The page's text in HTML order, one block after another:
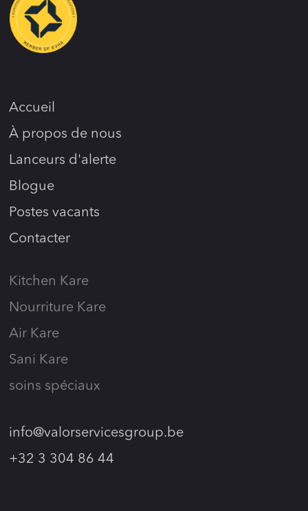
Accueil
À propos de nous
Lanceurs d'alerte
Blogue
Postes vacants
Contacter
Kitchen Kare
Nourriture Kare
Air Kare
Sani Kare
soins spéciaux
info@valorservicesgroup.be
+32 3 304 86 44